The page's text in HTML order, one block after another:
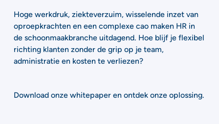
Hoge werkdruk, ziekteverzuim, wisselende inzet van
oproepkrachten en een complexe cao maken HR in
de schoonmaakbranche uitdagend. Hoe blijf je flexibel
richting klanten zonder de grip op je team,
administratie en kosten te verliezen?
Download onze whitepaper en ontdek onze oplossing.